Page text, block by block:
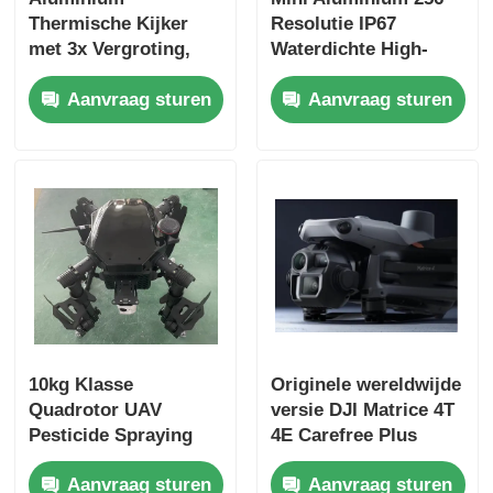
Fabriekstocht
NEEM CONTACT MET ONS OP
Nieuws
Gevallen
Offerte Aanvragen
industriële drones
Thermische Kijker
met 3x Vergroting,
2500m Afstandsmeter
en Ballistische
Berekeningsfunctie
Aanvraag sturen
Resolutie IP67
Waterdichte High-
definition Thermische
Beeldvorming
Nachtzicht
Aanvraag sturen
10kg Klasse
Quadrotor UAV
Pesticide Spraying
Drone Op maat
gemaakte Drone met
Aanvraag sturen
Originele wereldwijde
versie DJI Matrice 4T
4E Carefree Plus
Modulaire Drone
Matrice 4E 4t
Aanvraag sturen